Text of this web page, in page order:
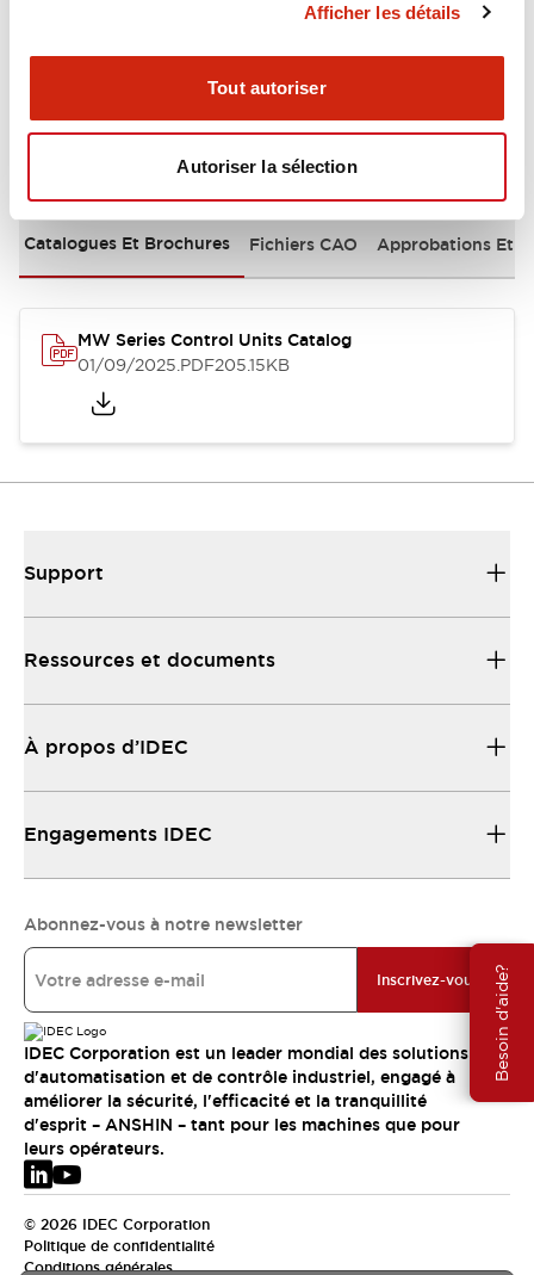
Afficher les détails
Tout autoriser
Autoriser la sélection
Besoin d'aide?
Mounting and Installation Specifications
Documents et fichiers
Catalogues Et Brochures Fichiers CAO Approbations Et
MW Series Control Units Catalog
01/09/2025.PDF205.15KB
Support
Ressources et documents
À propos d’IDEC
Engagements IDEC
Abonnez-vous à notre newsletter
Inscrivez-vous
IDEC Corporation est un leader mondial des solutions
d'automatisation et de contrôle industriel, engagé à
améliorer la sécurité, l'efficacité et la tranquillité
d'esprit – ANSHIN – tant pour les machines que pour
leurs opérateurs.
© 2026 IDEC Corporation
Politique de confidentialité
Conditions générales